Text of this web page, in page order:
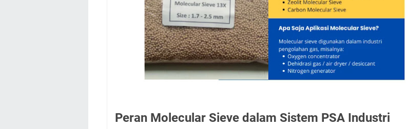
Peran Molecular Sieve dalam Sistem PSA Industri